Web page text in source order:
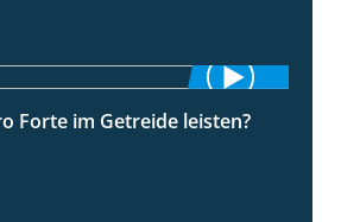
2:43
Forte im Getreide leisten?